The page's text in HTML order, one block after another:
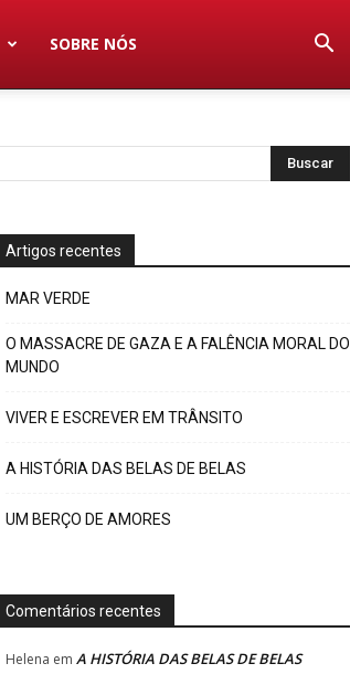
SOBRE NÓS
Artigos recentes
MAR VERDE
O MASSACRE DE GAZA E A FALÊNCIA MORAL DO
MUNDO
VIVER E ESCREVER EM TRÂNSITO
A HISTÓRIA DAS BELAS DE BELAS
UM BERÇO DE AMORES
Comentários recentes
Helena em A HISTÓRIA DAS BELAS DE BELAS